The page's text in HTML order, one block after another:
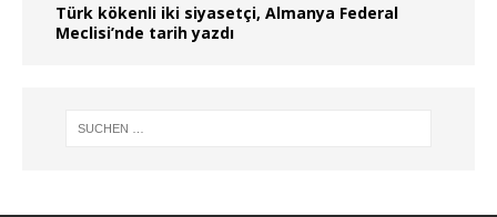
Türk kökenli iki siyasetçi, Almanya Federal
Meclisi’nde tarih yazdı